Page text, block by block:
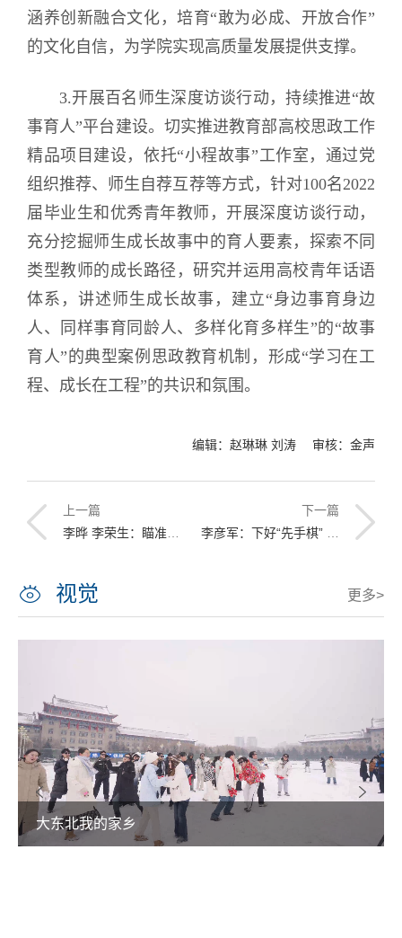
涵养创新融合文化，培育“敢为必成、开放合作”
的文化自信，为学院实现高质量发展提供支撑。
3.开展百名师生深度访谈行动，持续推进“故
事育人”平台建设。切实推进教育部高校思政工作
精品项目建设，依托“小程故事”工作室，通过党
组织推荐、师生自荐互荐等方式，针对100名2022
届毕业生和优秀青年教师，开展深度访谈行动，
充分挖掘师生成长故事中的育人要素，探索不同
类型教师的成长路径，研究并运用高校青年话语
体系，讲述师生成长故事，建立“身边事育身边
人、同样事育同龄人、多样化育多样生”的“故事
育人”的典型案例思政教育机制，形成“学习在工
程、成长在工程”的共识和氛围。
编辑：赵琳琳 刘涛 审核：金声
上一篇
李晔 李荣生：瞄准世界一流 服务国家战略 扎实推进一流学科高质量发展
下一篇
李彦军：下好“先手棋” 打好“攻坚战” 全力扛起支撑学校高质量发展的使命责任
视觉 更多>
大东北我的家乡